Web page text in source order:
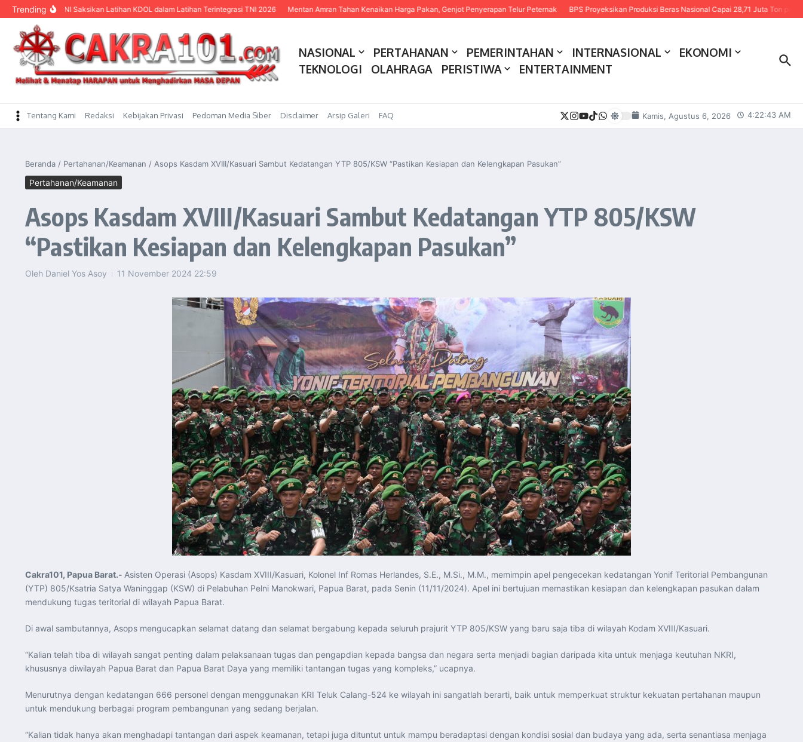
content
TrendingTNI Saksikan Latihan KDOL dalam Latihan Terintegrasi TNI 2026 Mentan Amran Tahan Kenaikan Harga Pakan, Genjot Penyerapan Telur Peternak BPS Proyeksikan Produksi Beras Nasional Capai 28,71 Juta Ton pada 2026
NASIONAL PERTAHANAN PEMERINTAHAN INTERNASIONAL
EKONOMI
TEKNOLOGI
OLAHRAGA PERISTIWA ENTERTAINMENT
Tentang Kami Redaksi Kebijakan Privasi Pedoman Media Siber Disclaimer Arsip Galeri FAQ Kamis, Agustus 6, 2026 4:22:44 AM
Beranda / Pertahanan/Keamanan / Asops Kasdam XVIII/Kasuari Sambut Kedatangan YTP 805/KSW “Pastikan Kesiapan dan Kelengkapan Pasukan”
Pertahanan/Keamanan
Asops Kasdam XVIII/Kasuari Sambut Kedatangan YTP 805/KSW
“Pastikan Kesiapan dan Kelengkapan Pasukan”
Oleh Daniel Yos Asoy 11 November 2024 22:59
Cakra101, Papua Barat.- Asisten Operasi (Asops) Kasdam XVIII/Kasuari, Kolonel Inf Romas Herlandes, S.E., M.Si., M.M., memimpin apel pengecekan kedatangan Yonif Teritorial Pembangunan
(YTP) 805/Ksatria Satya Waninggap (KSW) di Pelabuhan Pelni Manokwari, Papua Barat, pada Senin (11/11/2024). Apel ini bertujuan memastikan kesiapan dan kelengkapan pasukan dalam
mendukung tugas teritorial di wilayah Papua Barat.
Di awal sambutannya, Asops mengucapkan selamat datang dan selamat bergabung kepada seluruh prajurit YTP 805/KSW yang baru saja tiba di wilayah Kodam XVIII/Kasuari.
“Kalian telah tiba di wilayah sangat penting dalam pelaksanaan tugas dan pengapdian kepada bangsa dan negara serta menjadi bagian daripada kita untuk menjaga keutuhan NKRI,
khususnya diwilayah Papua Barat dan Papua Barat Daya yang memiliki tantangan tugas yang kompleks,” ucapnya.
Menurutnya dengan kedatangan 666 personel dengan menggunakan KRI Teluk Calang-524 ke wilayah ini sangatlah berarti, baik untuk memperkuat struktur kekuatan pertahanan maupun
untuk mendukung berbagai program pembangunan yang sedang berjalan.
“Kalian tidak hanya akan menghadapi tantangan dari aspek keamanan, tetapi juga dituntut untuk mampu beradaptasi dengan kondisi sosial dan budaya yang ada, serta senantiasa menjaga